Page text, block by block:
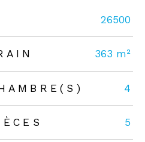
TRAD_ZEPHYR_Valeurs
26500
363 m²
4
5